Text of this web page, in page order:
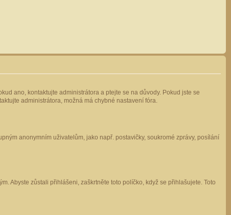
ano, kontaktujte administrátora a ptejte se na důvody. Pokud jste se
administrátora, možná má chybné nastavení fóra.
anonymním uživatelům, jako např. postavičky, soukromé zprávy, posílání
Abyste zůstali přihlášeni, zaškrtněte toto políčko, když se přihlašujete. Toto